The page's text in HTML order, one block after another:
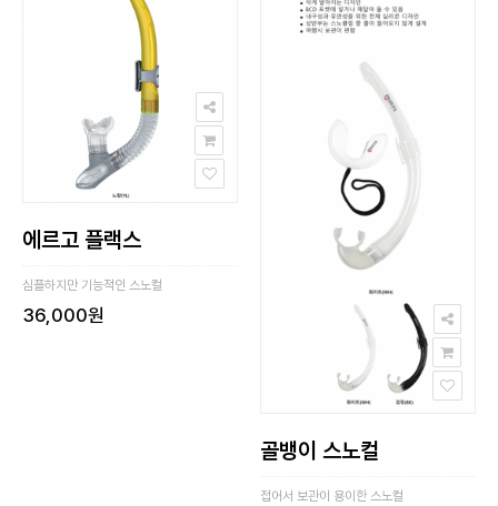
에르고 플랙스
심플하지만 기능적인 스노컬
36,000원
골뱅이 스노컬
접어서 보관이 용이한 스노컬